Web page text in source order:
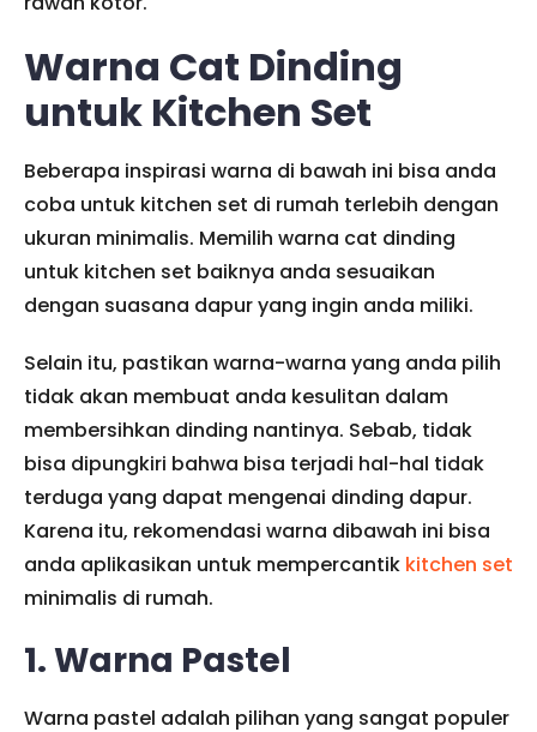
Warna Cat Dinding
untuk Kitchen Set
Beberapa inspirasi warna di bawah ini bisa anda
coba untuk kitchen set di rumah terlebih dengan
ukuran minimalis. Memilih warna cat dinding
untuk kitchen set baiknya anda sesuaikan
dengan suasana dapur yang ingin anda miliki.
Selain itu, pastikan warna-warna yang anda pilih
tidak akan membuat anda kesulitan dalam
membersihkan dinding nantinya. Sebab, tidak
bisa dipungkiri bahwa bisa terjadi hal-hal tidak
terduga yang dapat mengenai dinding dapur.
Karena itu, rekomendasi warna dibawah ini bisa
anda aplikasikan untuk mempercantik kitchen set
minimalis di rumah.
1. Warna Pastel
Warna pastel adalah pilihan yang sangat populer